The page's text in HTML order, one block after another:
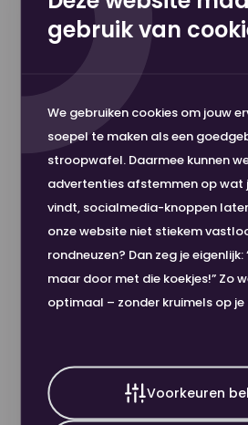
gebruik van
We gebruiken cookies om jouw
soepel te maken als een
stroopwafel. Daarmee kunnen
advertenties afstemmen op wat
vindt, socialmedia-knoppen
onze website niet stiekem
rondneuzen? Dan zeg je
maar door met die koekjes!” Zo
optimaal – zonder kruimels op
Voorkeuren
demo, zo blijkt uit de
terugkijkt. “We zijn efficiënter
automatische dossieropbouw,
gemaakt. Bij een
natuurlijk veel vertrouwelijke
omdat je nu alleen je eigen
draaien is dit nog handiger
Kritische noot
Zoals eerder genoemd was er
de koppeling met ons
overgingen naar een nieuw